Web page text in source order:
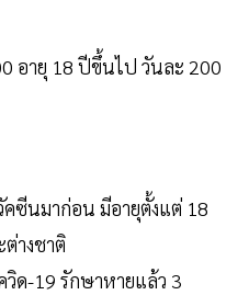
อายุ 18 ปีขึ้นไป วันละ 200
ซีนมาก่อน มีอายุตั้งแต่ 18
างชาติ
ด-19 รักษาหายแล้ว 3